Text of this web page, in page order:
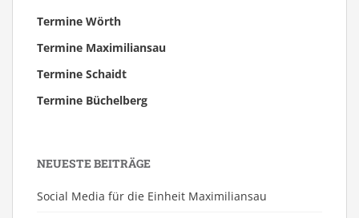
Termine Wörth
Termine Maximiliansau
Termine Schaidt
Termine Büchelberg
NEUESTE BEITRÄGE
Social Media für die Einheit Maximiliansau